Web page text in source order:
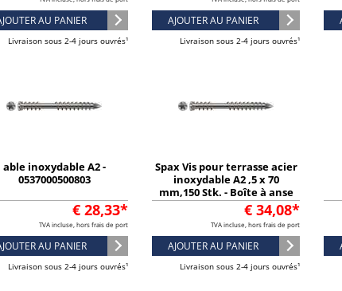
AU PANIER
Livraison sous 2-4 jours ouvrés¹
AJOUTER AU PANIER
Livraison sous 2-4 jours ouvrés¹
able inoxydable A2 -
0537000500803
€ 28,33*
TVA incluse, hors frais de port
AU PANIER
Livraison sous 2-4 jours ouvrés¹
Spax Vis pour terrasse acier
inoxydable A2 ,5 x 70
mm,150 Stk. - Boîte à anse
€ 34,08*
TVA incluse, hors frais de port
AJOUTER AU PANIER
Livraison sous 2-4 jours ouvrés¹